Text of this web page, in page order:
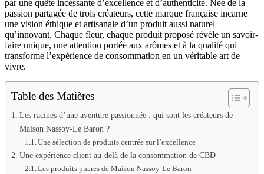
par une quête incessante d’excellence et d’authenticité. Née de la
passion partagée de trois créateurs, cette marque française incarne
une vision éthique et artisanale d’un produit aussi naturel
qu’innovant. Chaque fleur, chaque produit proposé révèle un savoir-
faire unique, une attention portée aux arômes et à la qualité qui
transforme l’expérience de consommation en un véritable art de
vivre.
Table des Matières
Les racines d’une aventure passionnée : qui sont les créateurs de
Maison Nassoy-Le Baron ?
Une sélection de produits centrée sur l’excellence
Une expérience client au-delà de la consommation de CBD
Les produits phares de Maison Nassoy-Le Baron